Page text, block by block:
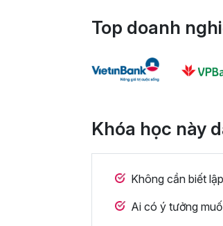
Top doanh
Khóa học này
Không cần biết
Ai có ý tưởng